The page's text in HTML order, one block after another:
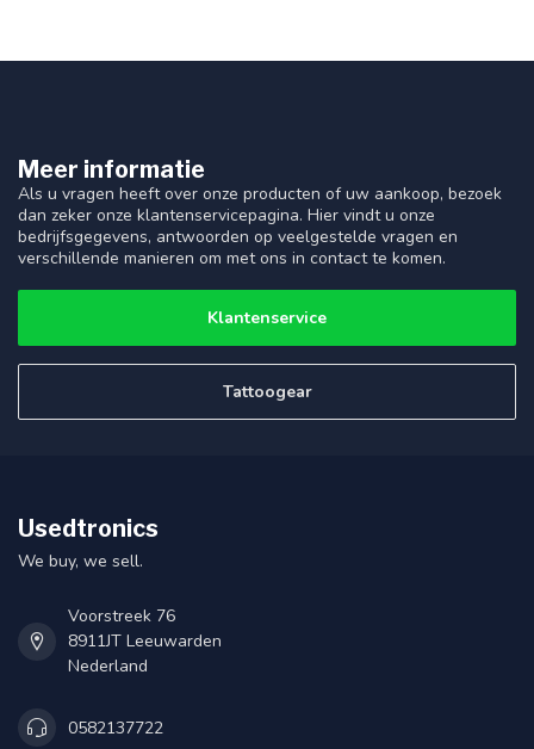
Meer informatie
Als u vragen heeft over onze producten of uw aankoop, bezoek
dan zeker onze klantenservicepagina. Hier vindt u onze
bedrijfsgegevens, antwoorden op veelgestelde vragen en
verschillende manieren om met ons in contact te komen.
Klantenservice
Tattoogear
Usedtronics
We buy, we sell.
Voorstreek 76
8911JT Leeuwarden
Nederland
0582137722